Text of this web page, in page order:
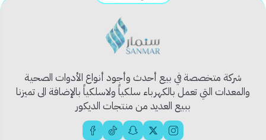
♻️ استهلاك منخفض للكهرباء مع عمر افتراضي طويل
2 × قواعد تثبيت
🧰الاستخدام المثالي:
غرف النوم – الممرات – المكاتب – المطابخ
نصيحة احترافية:
شركة متخصصة في بيع أحدث وأجود أنواع الأدوات الصحية
والمعدات التي تعمل بالكهرباء سلكياً ولاسلكياً بالإضافة الى تميزنا
ببيع العديد من منتجات الديكور